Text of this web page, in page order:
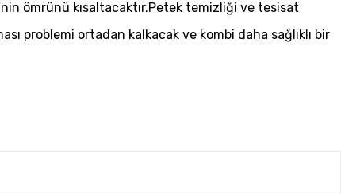
ömrünü kısaltacaktır.Petek temizliği ve tesisat
problemi ortadan kalkacak ve kombi daha sağlıklı bir